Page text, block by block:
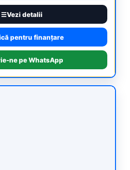
Vezi detalii
pentru finanțare
ne pe WhatsApp